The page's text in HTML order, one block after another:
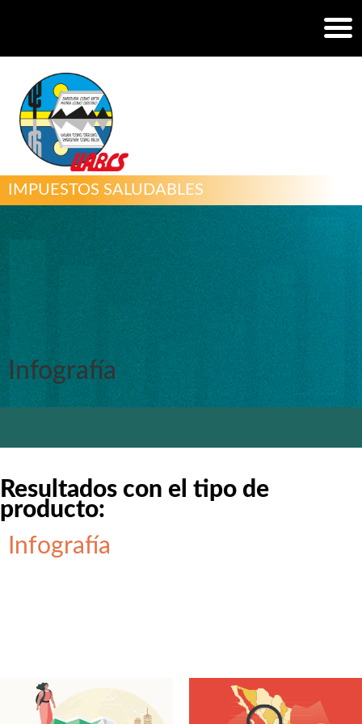
IMPUESTOS SALUDABLES
Infografía
Resultados con el tipo de
producto:
Infografía